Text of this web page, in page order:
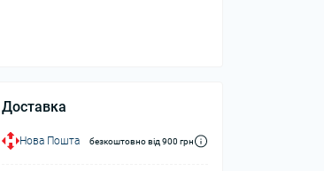
Доставка
Нова Пошта безкоштовно від 900 грн